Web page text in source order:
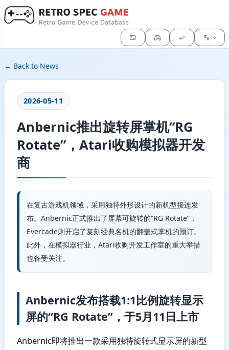
← Back to News
2026-05-11
Anbernic推出旋转屏掌机“RG
Rotate”，Atari收购模拟器开发
商
在复古游戏机领域，采用独特外形设计的新机型接连发
布。Anbernic正式推出了屏幕可旋转的“RG Rotate”，
Evercade则开启了复刻经典名机的翻盖式掌机的预订。
此外，在模拟器行业，Atari收购开发工作室的重大举措
也备受关注。
Anbernic发布搭载1:1比例旋转显示
屏的“RG Rotate”，于5月11日上市
Anbernic即将推出一款采用独特旋转式显示屏的新型